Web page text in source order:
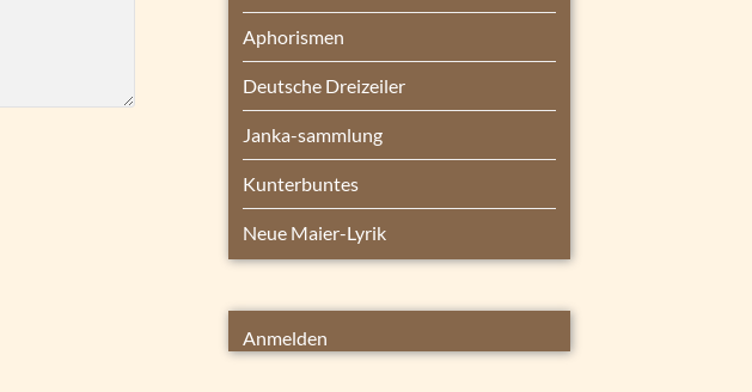
Aphorismen
Deutsche Dreizeiler
Janka-sammlung
Kunterbuntes
Neue Maier-Lyrik
Anmelden